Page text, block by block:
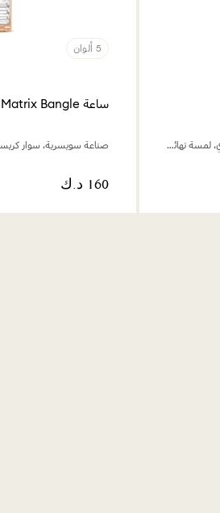
صناعة سويسرية، سوار كريستال، لون رمادي، لمسة نهائية بلون ذهبي وردي
5 ألوان
ساعة Matrix Bangle